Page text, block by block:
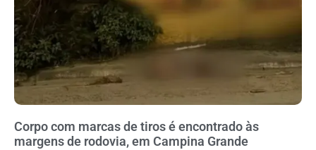
Corpo com marcas de tiros é encontrado às
margens de rodovia, em Campina Grande